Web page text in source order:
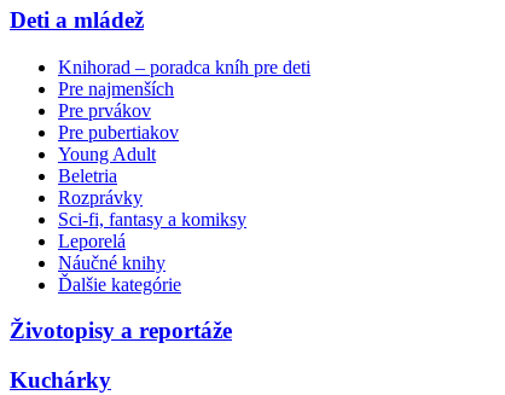
Deti a mládež
Knihorad – poradca kníh pre deti
Pre najmenších
Pre prvákov
Pre pubertiakov
Young Adult
Beletria
Rozprávky
Sci-fi, fantasy a komiksy
Leporelá
Náučné knihy
Ďalšie kategórie
Životopisy a reportáže
Kuchárky